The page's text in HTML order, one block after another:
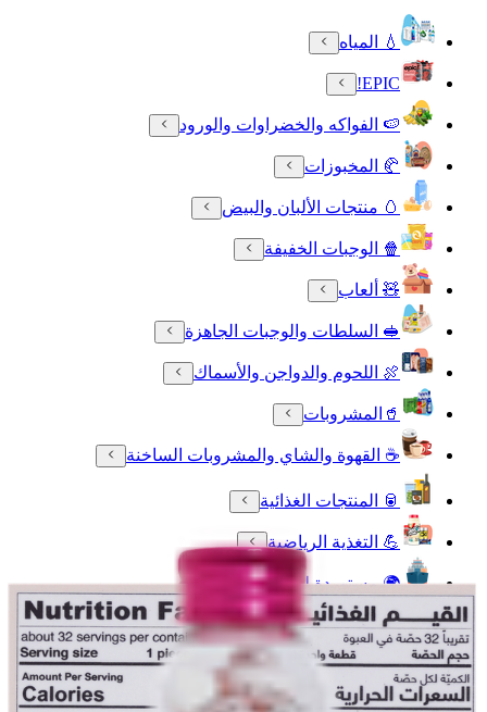
💧 المياه
EPIC!
🍉 الفواكه والخضراوات والورود
🥐 المخبوزات
🥚 منتجات الألبان والبيض
🍿 الوجبات الخفيفة
🧸 ألعاب
🥪 السلطات والوجبات الجاهزة
🍖 اللحوم والدواجن والأسماك
🥤المشروبات
☕ القهوة والشاي والمشروبات الساخنة
🥫 المنتجات الغذائية
💪 التغذية الرياضية
🌍 مستوردة لك
الصحة واللياقة البدنية
❄️ الأطعمة المجمدة